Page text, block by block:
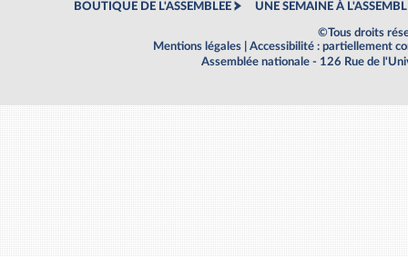
BOUTIQUE DE L'ASSEMBLEE UNE SEMAINE À
©Tous droits
Mentions légales
Accessibilité : partiellement
Assemblée nationale - 126 Rue de